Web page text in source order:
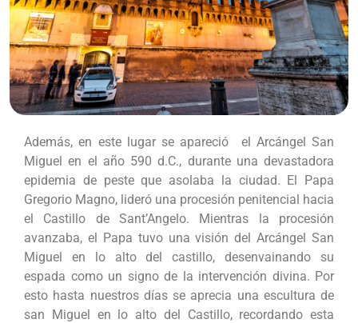
Además, en este lugar se apareció el Arcángel San
Miguel en el año 590 d.C., durante una devastadora
epidemia de peste que asolaba la ciudad. El Papa
Gregorio Magno, lideró una procesión penitencial hacia
el Castillo de Sant’Angelo. Mientras la procesión
avanzaba, el Papa tuvo una visión del Arcángel San
Miguel en lo alto del castillo, desenvainando su
espada como un signo de la intervención divina. Por
esto hasta nuestros días se aprecia una escultura de
san Miguel en lo alto del Castillo, recordando esta